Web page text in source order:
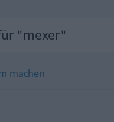
"mexer"
machen